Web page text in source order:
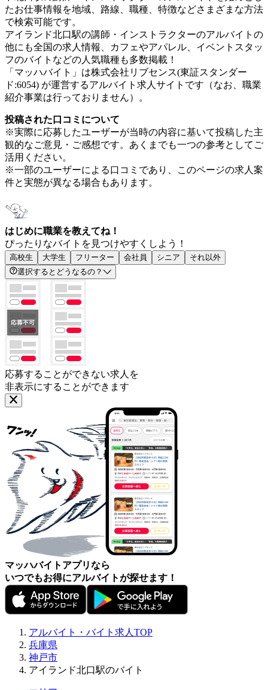
たお仕事情報を地域、路線、職種、特徴などさまざまな方法
で検索可能です。
アイランド北口駅の講師・インストラクターのアルバイトの
他にも全国の求人情報、カフェやアパレル、イベントスタッ
フのバイトなどの人気職種も多数掲載！
「マッハバイト」は株式会社リブセンス(東証スタンダー
ド:6054) が運営するアルバイト求人サイトです（なお、職業
紹介事業は行っておりません）。
投稿された口コミについて
※実際に応募したユーザーが当時の内容に基いて投稿した主
観的なご意見・ご感想です。あくまでも一つの参考としてご
活用ください。
※一部のユーザーによる口コミであり、このページの求人案
件と実態が異なる場合もあります。
はじめに職業を教えてね！
ぴったりなバイトを見つけやすくしよう！
高校生 大学生 フリーター 会社員 シニア
それ以外
選択するとどうなるの？
応募することができない求人を
非表示にすることができます
マッハバイトアプリなら
いつでもお得にアルバイトが探せます！
アルバイト・バイト求人TOP
兵庫県
神戸市
アイランド北口駅のバイト